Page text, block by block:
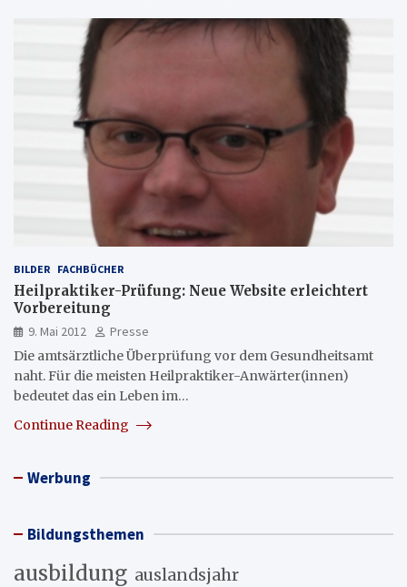
BILDER FACHBÜCHER
Heilpraktiker-Prüfung: Neue Website erleichtert
Vorbereitung
9. Mai 2012
Presse
Die amtsärztliche Überprüfung vor dem Gesundheitsamt
naht. Für die meisten Heilpraktiker-Anwärter(innen)
bedeutet das ein Leben im…
Continue Reading
Werbung
Bildungsthemen
ausbildung auslandsjahr